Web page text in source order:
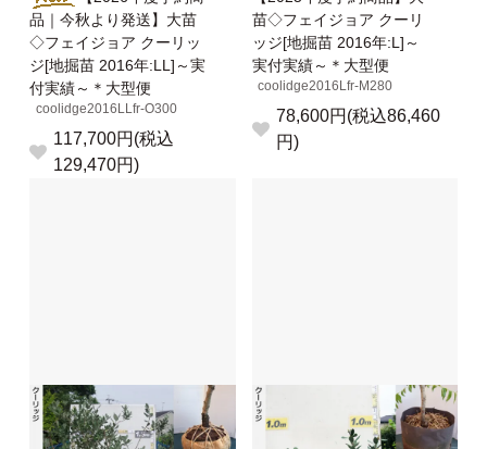
品｜今秋より発送】大苗
◇フェイジョア クーリッ
ジ[地掘苗 2016年:LL]～実
付実績～＊大型便
coolidge2016LLfr-O300
117,700円(税込
129,470円)
苗◇フェイジョア クーリ
ッジ[地掘苗 2016年:L]～
実付実績～＊大型便
coolidge2016Lfr-M280
78,600円(税込86,460
円)